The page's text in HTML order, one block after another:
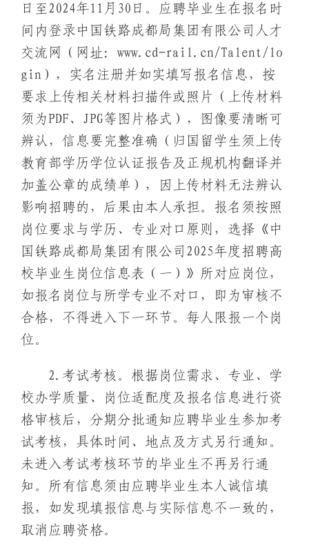
日至2024年11月30日。应聘毕业生在报名时
间内登录中国铁路成都局集团有限公司人才
交流网（网址：www.cd-rail.cn/Talent/lo
gin），实名注册并如实填写报名信息，按
要求上传相关材料扫描件或照片（上传材料
须为PDF、JPG等图片格式），图像要清晰可
辨认，信息要完整准确（归国留学生须上传
教育部学历学位认证报告及正规机构翻译并
加盖公章的成绩单），因上传材料无法辨认
影响招聘的，后果由本人承担。报名须按照
岗位要求与学历、专业对口原则，选择《中
国铁路成都局集团有限公司2025年度招聘高
校毕业生岗位信息表（一）》所对应岗位，
如报名岗位与所学专业不对口，即为审核不
合格，不得进入下一环节。每人限报一个岗
位。
2.考试考核。根据岗位需求、专业、学
校办学质量、岗位适配度及报名信息进行资
格审核后，分期分批通知应聘毕业生参加考
试考核，具体时间、地点及方式另行通知。
未进入考试考核环节的毕业生不再另行通
知。所有信息须由应聘毕业生本人诚信填
报，如发现填报信息与实际信息不一致的，
取消应聘资格。